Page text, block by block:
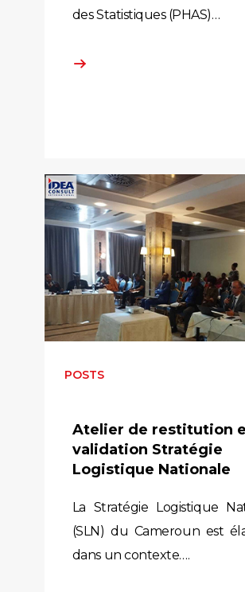
des Statistiques (PHAS)…
POSTS
Atelier de restitution
validation Stratégie
Logistique Nationale
La Stratégie Logistique
(SLN) du Cameroun est
dans un contexte….